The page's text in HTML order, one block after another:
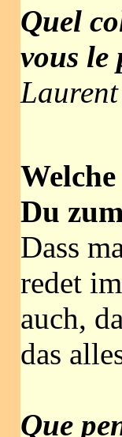
Quel
vous le
Du
Dass
redet
auch,
das
Que